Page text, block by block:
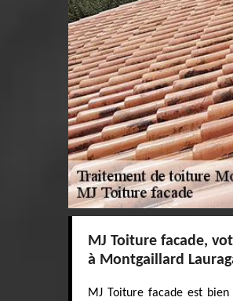
MJ Toiture facade,
à Montgaillard
MJ Toiture facade est